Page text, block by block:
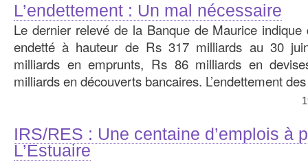
L’endettement : Un mal nécessaire
Le dernier relevé de la Banque de Maurice
endetté à hauteur de Rs 317 milliards au 30
milliards en emprunts, Rs 86 milliards en
milliards en découverts bancaires. L’endettement
IRS/RES : Une centaine d’emplois à
L’Estuaire